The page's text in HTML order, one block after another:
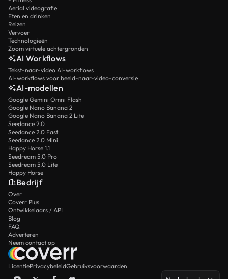
Aerial videografie
Eten en drinken
Reizen
Vervoer
Technologieën
Zoom virtuele achtergronden
AI Workflows
Tekst-naar-video AI-workflows
AI-workflows voor beeld-naar-video-conversie
AI-modellen
Google Gemini Omni Flash
Google Nano Banana 2
Google Nano Banana 2 Lite
Seedance 2.0
Seedance 2.0 Fast
Seedance 2.0 Mini
Happy Horse 1.1
Seedream 5.0 Pro
Seedream 5.0 Lite
Happy Horse
Bedrijf
Over
Coverr Plus
Ontwikkelaars / API
Blog
FAQ
Adverteren
Neem contact op
LicentiePrivacybeleidGebruiksvoorwaarden